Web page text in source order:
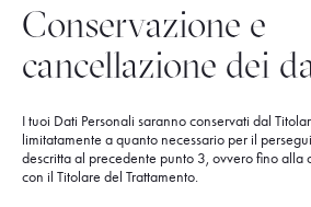
Conservazione e
cancellazione dei
I tuoi Dati Personali saranno conservati dal
limitatamente a quanto necessario per il
descritta al precedente punto 3, ovvero fino alla
con il Titolare del Trattamento.